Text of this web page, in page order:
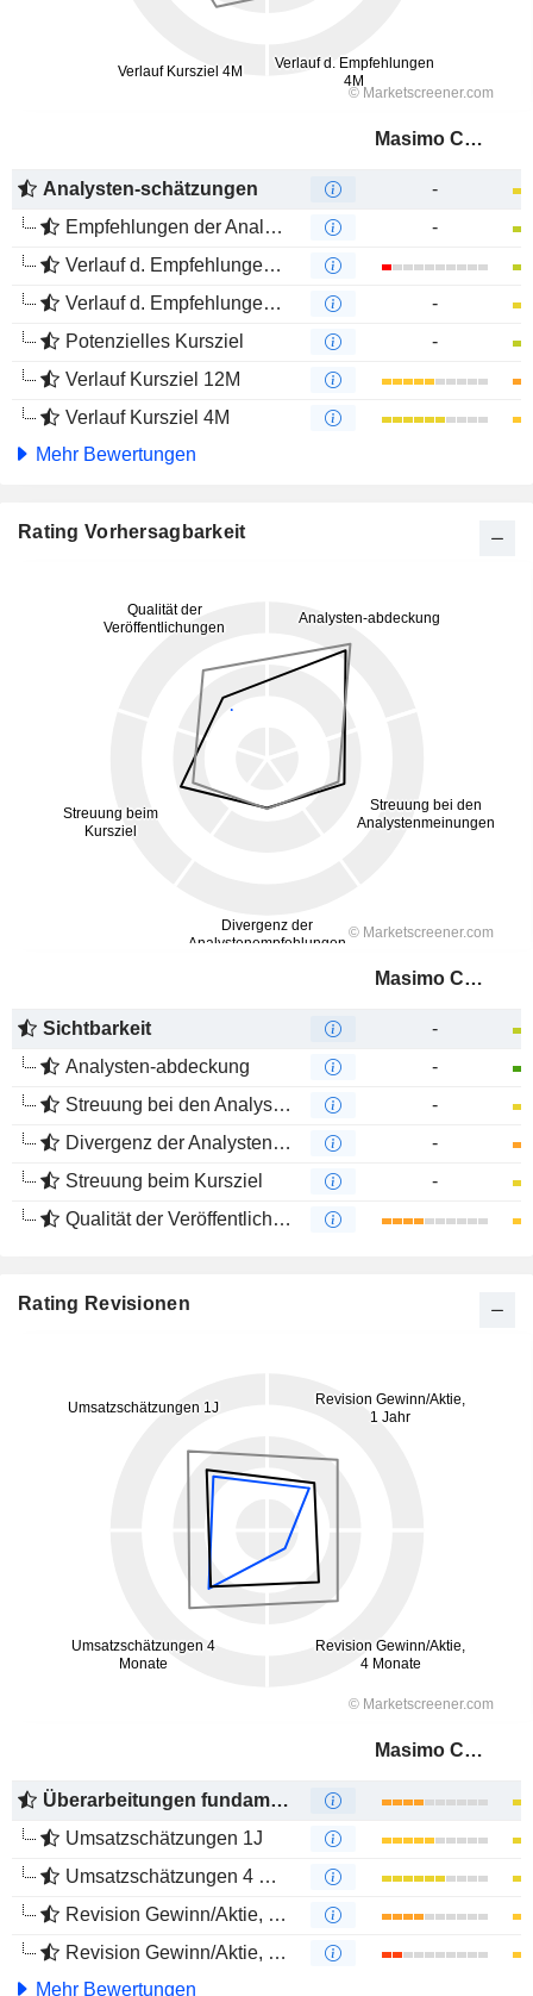
Masimo Corporation
Analysten-schätzungen
-
Empfehlungen der Analysten
-
Verlauf d. Empfehlungen 12M
Verlauf d. Empfehlungen 4M
-
Potenzielles Kursziel
-
Verlauf Kursziel 12M
Verlauf Kursziel 4M
Mehr Bewertungen
Rating Vorhersagbarkeit
Masimo Corporation
Sichtbarkeit
-
Analysten-abdeckung
-
Streuung bei den Analystenmeinungen
-
Divergenz der Analystenempfehlungen
-
Streuung beim Kursziel
-
Qualität der Veröffentlichungen
Rating Revisionen
Masimo Corporation
Überarbeitungen fundamentaler Schätzungen
Umsatzschätzungen 1J
Umsatzschätzungen 4 Monate
Revision Gewinn/Aktie, 1 Jahr
Revision Gewinn/Aktie, 4 Monate
Mehr Bewertungen